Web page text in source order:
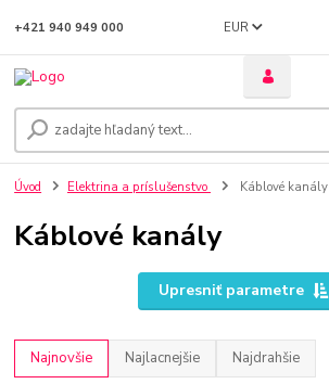
EUR
+421 940 949 000
Úvod Elektrina a príslušenstvo Káblové kanály
Káblové kanály
Upresniť parametre
Najnovšie Najlacnejšie Najdrahšie